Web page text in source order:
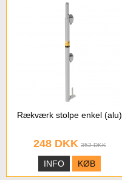
Rækværk stolpe enkel (alu)
248 DKK 352 DKK
INFO KØB